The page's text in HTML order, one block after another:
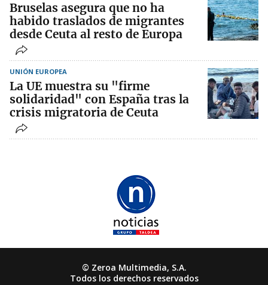
Bruselas asegura que no ha
habido traslados de migrantes
desde Ceuta al resto de Europa
UNIÓN EUROPEA
La UE muestra su "firme
solidaridad" con España tras la
crisis migratoria de Ceuta
© Zeroa Multimedia, S.A.
Todos los derechos reservados